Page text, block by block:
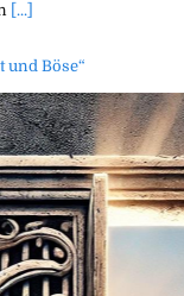
[...]
und Böse“